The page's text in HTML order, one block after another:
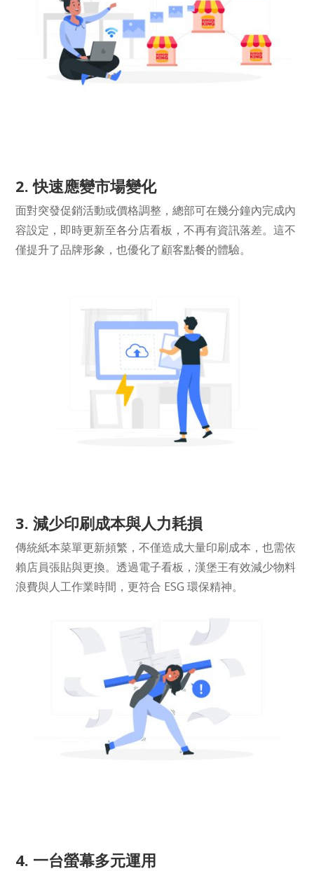
2. 快速應變市場變化
面對突發促銷活動或價格調整，總部可在幾分鐘內完成內
容設定，即時更新至各分店看板，不再有資訊落差。這不
僅提升了品牌形象，也優化了顧客點餐的體驗。
3. 減少印刷成本與人力耗損
傳統紙本菜單更新頻繁，不僅造成大量印刷成本，也需依
賴店員張貼與更換。透過電子看板，漢堡王有效減少物料
浪費與人工作業時間，更符合 ESG 環保精神。
4. 一台螢幕多元運用